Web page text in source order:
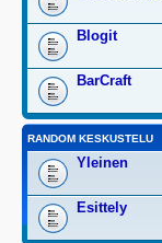
Blogit
BarCraft
RANDOM KESKUSTELU
Yleinen
Esittely